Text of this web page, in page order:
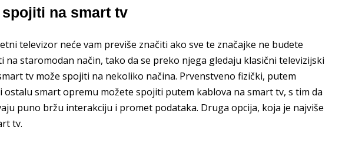
na smart tv
televizor neće vam previše značiti ako sve te značajke ne budete
staromodan način, tako da se preko njega gledaju klasični televizijski
tv može spojiti na nekoliko načina. Prvenstveno fizički, putem
smart opremu možete spojiti putem kablova na smart tv, s tim da
puno bržu interakciju i promet podataka. Druga opcija, koja je najviše
tv.